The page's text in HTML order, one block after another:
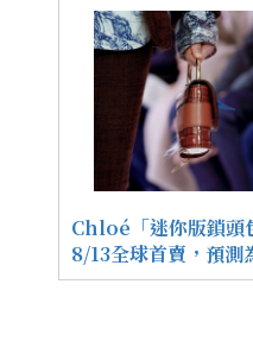
Chloé「迷你版鎖頭
8/13全球首賣，預